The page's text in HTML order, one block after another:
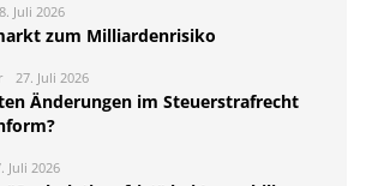
Juli 2026
zum Milliardenrisiko
27. Juli 2026
Änderungen im Steuerstrafrecht
Juli 2026